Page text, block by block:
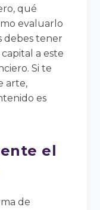
qué
evaluarlo
debes tener
a este
Si te
arte,
es
el
de